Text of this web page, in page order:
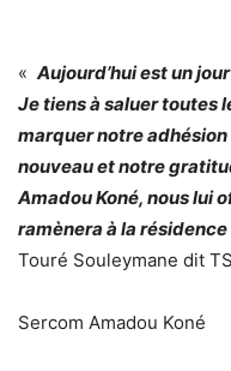
« Aujourd’hui est un
Je tiens à saluer toutes
marquer notre
nouveau et notre
Amadou Koné, nous lui
ramènera à la
Touré Souleymane dit
Sercom Amadou Koné